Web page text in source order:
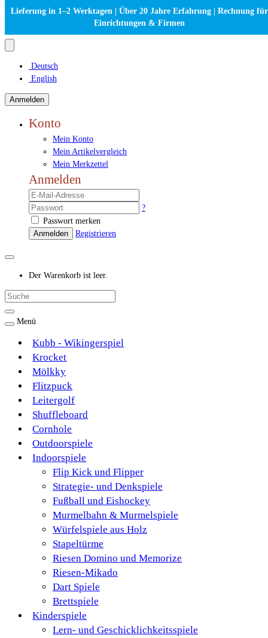
Deutsch
English
Anmelden
Konto
Mein Konto
Mein Artikelvergleich
Mein Merkzettel
Anmelden
?
Passwort merken
Anmelden
Registrieren
Der Warenkorb ist leer.
Menü
Kubb - Wikingerspiel
Krocket
Mölkky
Flitzpuck
Leitergolf
Shuffleboard
Cornhole
Outdoorspiele
Indoorspiele
Flip Kick und Flipper
Strategie- und Denkspiele
Fußball und Eishockey
Murmelbahn & Murmelspiele
Würfelspiele aus Holz
Stapeltürme
Riesen Domino und Memorize
Riesen-Mikado
Dart Spiele
Brettspiele
Kinderspiele
Lern- und Geschicklichkeitsspiele
Lieferung in 1–2 Werktagen | Über 20 Jahre Erfahrung | Rechnung für
Einrichtungen & Firmen